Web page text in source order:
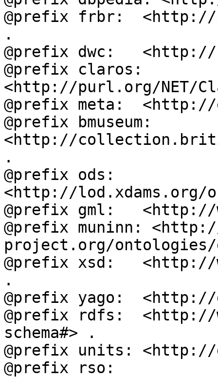
@prefix frbr:  <http://
.
@prefix dwc:
@prefix claros:
<http://purl.org/NET/
@prefix meta:  <http://
@prefix bmuseum:
<http://
.
@prefix ods:
<http://lod.xdams.org/
@prefix gml:   <http://
@prefix muninn:
project.org/ontologies/
@prefix xsd:   <http://
.
@prefix yago:
@prefix rdfs:  <http://
schema#> .
@prefix units:
@prefix rso: